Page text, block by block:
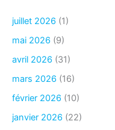
juillet 2026 (1)
mai 2026 (9)
avril 2026 (31)
mars 2026 (16)
février 2026 (10)
janvier 2026 (22)